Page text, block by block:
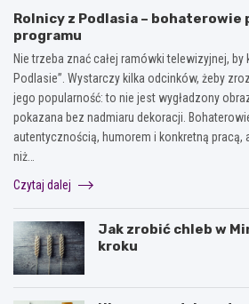
Rolnicy z Podlasia – bohaterowie
programu
Nie trzeba znać całej ramówki telewizyjnej, by
Podlasie”. Wystarczy kilka odcinków, żeby
jego popularność: to nie jest wygładzony
pokazana bez nadmiaru dekoracji.
autentycznością, humorem i konkretną
niż…
Czytaj dalej
Jak zrobić chleb w
kroku